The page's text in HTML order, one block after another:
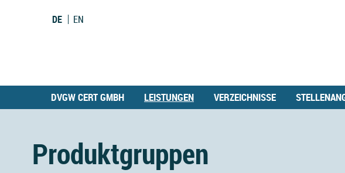
DE EN
DVGW CERT GMBH LEISTUNGEN VERZEICHNISSE
Produktgruppen